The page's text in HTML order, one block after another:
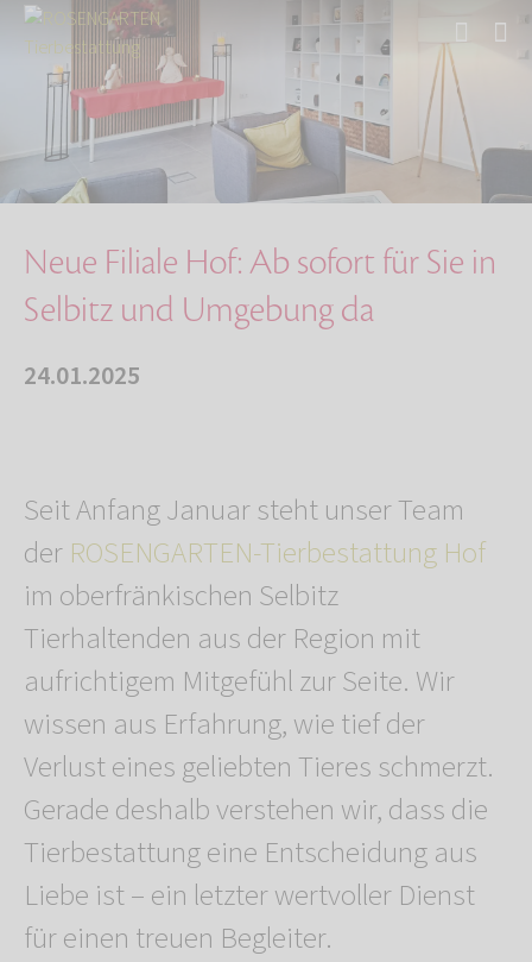
Start Über uns
Aktuelles
Neue Filiale Hof: Ab sofort für Sie in Selbit…
Neue Filiale Hof: Ab sofort für Sie in
Selbitz und Umgebung da
24.01.2025
Seit Anfang Januar steht unser Team
der ROSENGARTEN-Tierbestattung Hof
im oberfränkischen Selbitz
Tierhaltenden aus der Region mit
aufrichtigem Mitgefühl zur Seite. Wir
wissen aus Erfahrung, wie tief der
Verlust eines geliebten Tieres schmerzt.
Gerade deshalb verstehen wir, dass die
Tierbestattung eine Entscheidung aus
Liebe ist – ein letzter wertvoller Dienst
für einen treuen Begleiter.